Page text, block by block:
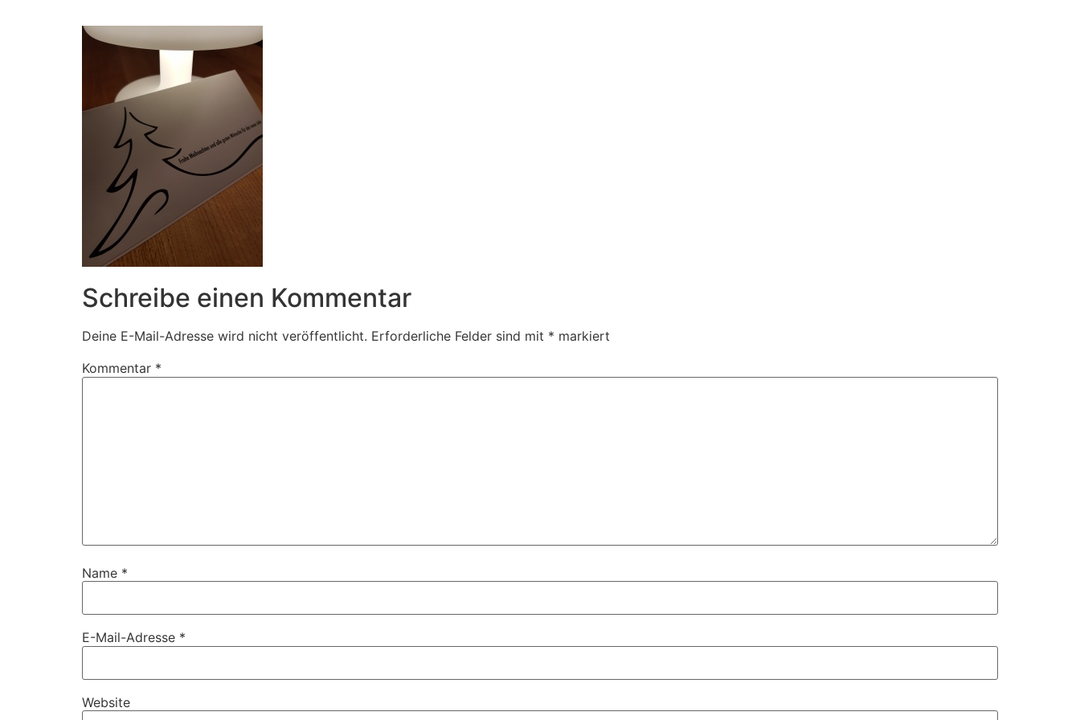
Schreibe einen Kommentar
Deine E-Mail-Adresse wird nicht veröffentlicht. Erforderliche Felder sind mit * markiert
Kommentar *
Name *
E-Mail-Adresse *
Website